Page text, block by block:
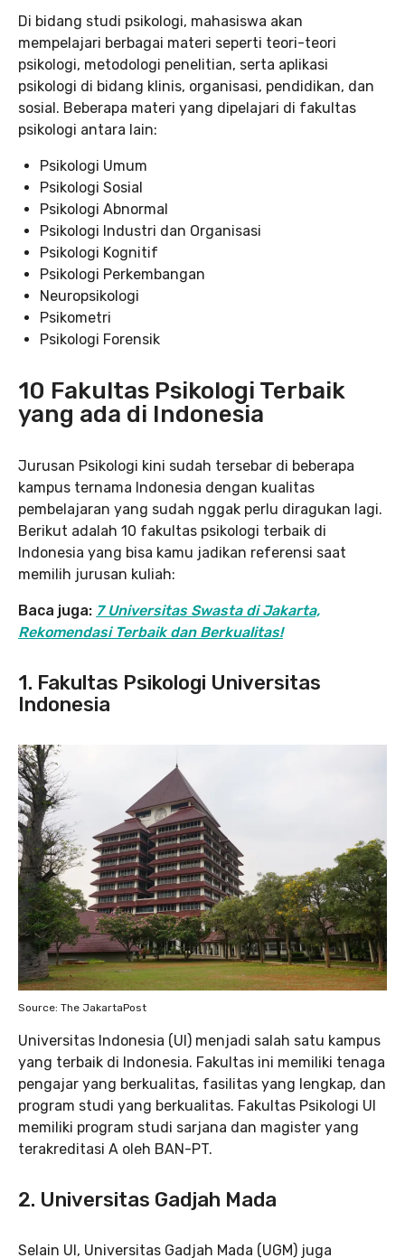
Di bidang studi psikologi, mahasiswa akan
mempelajari berbagai materi seperti teori-teori
psikologi, metodologi penelitian, serta aplikasi
psikologi di bidang klinis, organisasi, pendidikan, dan
sosial. Beberapa materi yang dipelajari di fakultas
psikologi antara lain:
Psikologi Umum
Psikologi Sosial
Psikologi Abnormal
Psikologi Industri dan Organisasi
Psikologi Kognitif
Psikologi Perkembangan
Neuropsikologi
Psikometri
Psikologi Forensik
10 Fakultas Psikologi Terbaik
yang ada di Indonesia
Jurusan Psikologi kini sudah tersebar di beberapa
kampus ternama Indonesia dengan kualitas
pembelajaran yang sudah nggak perlu diragukan lagi.
Berikut adalah 10 fakultas psikologi terbaik di
Indonesia yang bisa kamu jadikan referensi saat
memilih jurusan kuliah:
Baca juga: 7 Universitas Swasta di Jakarta,
Rekomendasi Terbaik dan Berkualitas!
1. Fakultas Psikologi Universitas
Indonesia
Source: The JakartaPost
Universitas Indonesia (UI) menjadi salah satu kampus
yang terbaik di Indonesia. Fakultas ini memiliki tenaga
pengajar yang berkualitas, fasilitas yang lengkap, dan
program studi yang berkualitas. Fakultas Psikologi UI
memiliki program studi sarjana dan magister yang
terakreditasi A oleh BAN-PT.
2. Universitas Gadjah Mada
Selain UI, Universitas Gadjah Mada (UGM) juga